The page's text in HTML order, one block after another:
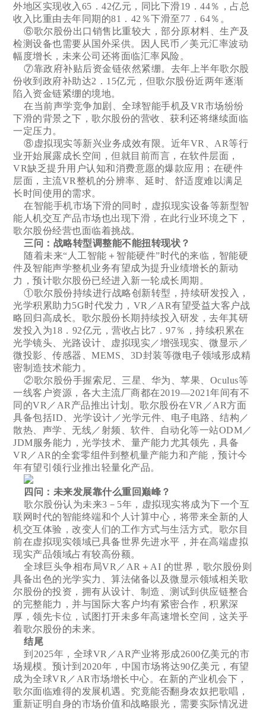
外地区实现收入65．42亿元，同比下滑19．44％，占总
收入比重由去年同期的81．42％下滑至77．64％。
⑥歌尔股份出口销售比重较大，部分原材料、生产及
检测设备也需要从国外采供。因人民币／美元汇率波动
幅度增长，未来公司还将面临汇率风险。
⑦靠政府补贴后资金链依然紧绷。去年上半年歌尔股
份收到政府补助达2．15亿元，但歌尔股份近两年逐渐
陷入资金链紧绷的境地。
在当前声学竞争加剧、全球智能手机及VR市场纷纷
下滑的背景之下，歌尔股份的营收、获利还将继续面临
一定压力。
⑧虚拟现实等新兴业务成效有限。近年VR、AR等行
业开始展露成长空间，但就目前而言，在软件层面，
VR缺乏提升用户认知和消费意愿的爆款应用；在硬件
层面，主流VR整机的分辨率、延时、舒适度难以满足
长时间使用的需求。
在智能手机市场下滑的同时，虚拟现实设备等新型智
能人机交互产品市场也出现下滑，在此行业环境之下，
歌尔股份经营也面临着挑战。
三问：战略转型调整能不能扭转现状？
随着未来“人工智能＋智能硬件”时代的来临，智能硬
件及智能声学整机业务有望成为提升业绩增长的新动
力，预计歌尔股份已经进入新一轮成长周期。
①歌尔股份持续进行战略创新转型，持续研发投入，
光学积累助力5G时代发力，VR／AR有望受益大客户战
略回归高成长。歌尔股份长期持续投入研发，去年其研
发投入为18．92亿元，营收占比7．97％，持续积累在
光学镜头、光路设计、虚拟现实／增强现实、微显示／
微投影、传感器、MEMS、3D封装等微电子领域形成精
密制造技术能力。
②歌尔股份手握索尼、三星、华为、苹果、Oculus等
一线客户资源，各大主流厂商都在2019—2021年间有不
同的VR／AR产品推出计划。歌尔股份在VR／AR方面
具备包括ID、光学设计／光学元件、电子电路、结构／
散热、声学、无线／射频、软件、自动化等一站ODM／
JDM服务能力，光学技术、量产能力尤其领先，具备
VR／AR的全套零组件到整机量产能力和产能，预计今
年有望引领行业推出轻量化产品。
四问：未来发展靠什么重回巅峰？
歌尔股份认为未来3－5年，虚拟现实将成为下一个互
联网时代的智能终端和个人计算中心，将带来全新的人
机交互体验，改变人们的工作方式与生活方式。歌尔目
前在虚拟现实领域已具备世界先进水平，并在高端虚拟
现实产品领域占有较高份额。
全球巨头争相布局VR／AR＋AI 的世界，歌尔股份则
具备出色的光学实力、算法储备以及微显示领域相关歌
尔股份的投资，拥有从设计、制造、测试到供应链整合
的完整能力，并与国际大客户均有紧密合作，积累深
厚，领先卡位，试图打开未多年高速增长空间，这关乎
着歌尔股份的未来。
结尾
到2025年，全球VR／AR产业将形成2600亿美元的市
场规模。预计到2020年，中国市场将达90亿美元，有望
成为全球VR／AR市场增长中心。在新的产业机会下，
歌尔面临难得的发展机遇。究竟能否翻身农奴把歌唱，
重新证明自身的市场价值和战略眼光，需要实际情况进